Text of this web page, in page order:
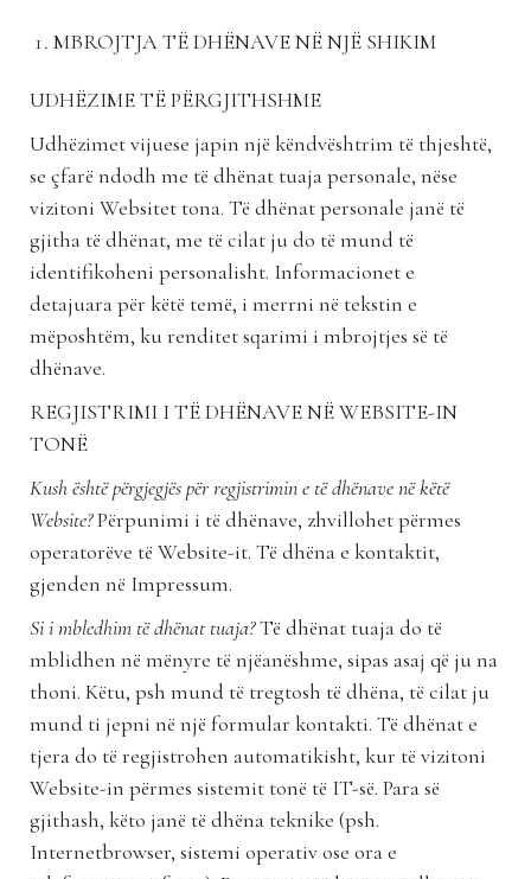
MBROJTJA TË DHËNAVE NË NJË SHIKIM
UDHËZIME TË PËRGJITHSHME
Udhëzimet vijuese japin një këndvështrim të thjeshtë,
se çfarë ndodh me të dhënat tuaja personale, nëse
vizitoni Websitet tona. Të dhënat personale janë të
gjitha të dhënat, me të cilat ju do të mund të
identifikoheni personalisht. Informacionet e
detajuara për këtë temë, i merrni në tekstin e
mëposhtëm, ku renditet sqarimi i mbrojtjes së të
dhënave.
REGJISTRIMI I TË DHËNAVE NË WEBSITE-IN
TONË
Kush është përgjegjës për regjistrimin e të dhënave në këtë
Website?Përpunimi i të dhënave, zhvillohet përmes
operatorëve të Website-it. Të dhëna e kontaktit,
gjenden në Impressum.
Si i mbledhim të dhënat tuaja?Të dhënat tuaja do të
mblidhen në mënyre të njëanëshme, sipas asaj që ju na
thoni. Këtu, psh mund të tregtosh të dhëna, të cilat ju
mund ti jepni në një formular kontakti. Të dhënat e
tjera do të regjistrohen automatikisht, kur të vizitoni
Website-in përmes sistemit tonë të IT-së. Para së
gjithash, këto janë të dhëna teknike (psh.
Internetbrowser, sistemi operativ ose ora e